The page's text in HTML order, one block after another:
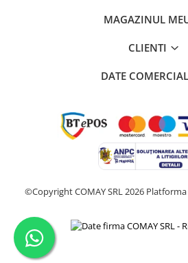
MAGAZINUL
CLIENTI
DATE
©Copyright COMAY SRL 2026